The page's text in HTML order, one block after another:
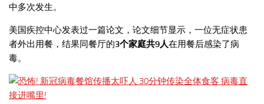
中多次发生。
美国疾控中心发表过一篇论文，论文细节显示，一位无症状患
者外出用餐，结果同餐厅的3个家庭共9人在用餐后感染了病
毒。